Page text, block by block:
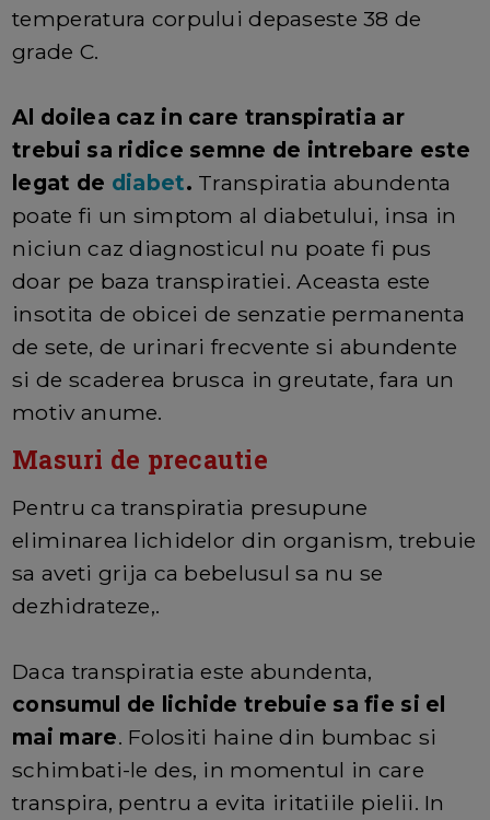
temperatura corpului depaseste 38 de
grade C.
Al doilea caz in care transpiratia ar
trebui sa ridice semne de intrebare este
legat de diabet. Transpiratia abundenta
poate fi un simptom al diabetului, insa in
niciun caz diagnosticul nu poate fi pus
doar pe baza transpiratiei. Aceasta este
insotita de obicei de senzatie permanenta
de sete, de urinari frecvente si abundente
si de scaderea brusca in greutate, fara un
motiv anume.
Masuri de precautie
Pentru ca transpiratia presupune
eliminarea lichidelor din organism, trebuie
sa aveti grija ca bebelusul sa nu se
dezhidrateze,.
Daca transpiratia este abundenta,
consumul de lichide trebuie sa fie si el
mai mare. Folositi haine din bumbac si
schimbati-le des, in momentul in care
transpira, pentru a evita iritatiile pielii. In